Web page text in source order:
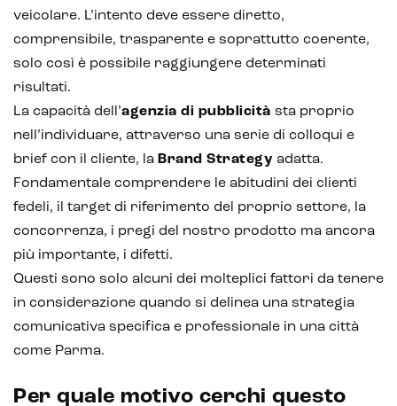
veicolare. L’intento deve essere diretto,
comprensibile, trasparente e soprattutto coerente,
solo così è possibile raggiungere determinati
risultati.
La capacità dell’agenzia di pubblicità sta proprio
nell’individuare, attraverso una serie di colloqui e
brief con il cliente, la Brand Strategy adatta.
Fondamentale comprendere le abitudini dei clienti
fedeli, il target di riferimento del proprio settore, la
concorrenza, i pregi del nostro prodotto ma ancora
più importante, i difetti.
Questi sono solo alcuni dei molteplici fattori da tenere
in considerazione quando si delinea una strategia
comunicativa specifica e professionale in una città
come Parma.
Per quale motivo cerchi questo